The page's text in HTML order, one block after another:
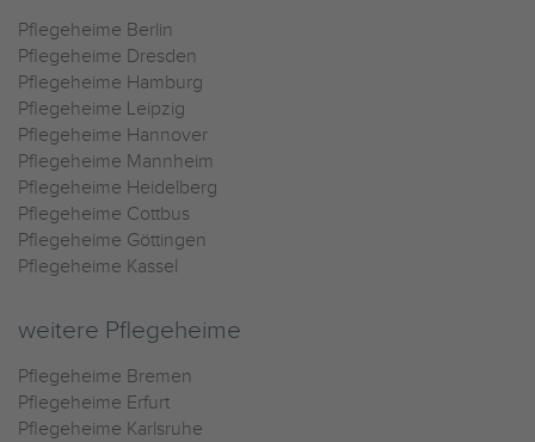
Pflegeheime Berlin
Pflegeheime Dresden
Pflegeheime Hamburg
Pflegeheime Leipzig
Pflegeheime Hannover
Pflegeheime Mannheim
Pflegeheime Heidelberg
Pflegeheime Cottbus
Pflegeheime Göttingen
Pflegeheime Kassel
weitere Pflegeheime
Pflegeheime Bremen
Pflegeheime Erfurt
Pflegeheime Karlsruhe